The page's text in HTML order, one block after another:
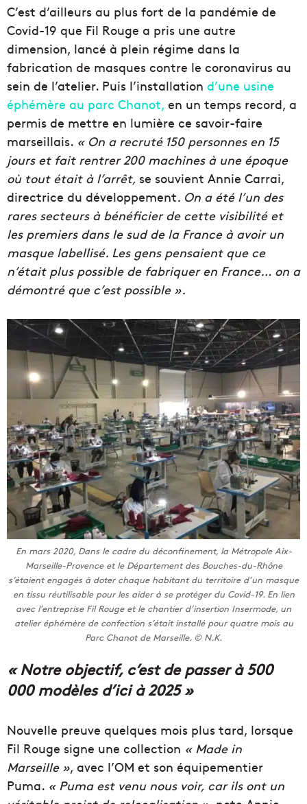
C’est d’ailleurs au plus fort de la pandémie de
Covid-19 que Fil Rouge a pris une autre
dimension, lancé à plein régime dans la
fabrication de masques contre le coronavirus au
sein de l’atelier. Puis l’installation d’une usine
éphémère au parc Chanot, en un temps record, a
permis de mettre en lumière ce savoir-faire
marseillais. « On a recruté 150 personnes en 15
jours et fait rentrer 200 machines à une époque
où tout était à l’arrêt, se souvient Annie Carrai,
directrice du développement. On a été l’un des
rares secteurs à bénéficier de cette visibilité et
les premiers dans le sud de la France à avoir un
masque labellisé. Les gens pensaient que ce
n’était plus possible de fabriquer en France… on a
démontré que c’est possible ».
En mars 2020, Dans le cadre du déconfinement, la Métropole Aix-
Marseille-Provence et le Département des Bouches-du-Rhône
s’étaient engagés à doter chaque habitant du territoire d’un masque
en tissu réutilisable pour les aider à se protéger du Covid-19. En lien
avec l’entreprise Fil Rouge et le chantier d’insertion Insermode, un
atelier éphémère de confection s’était installé pour quatre mois au
Parc Chanot de Marseille. © N.K.
« Notre objectif, c’est de passer à 500
000 modèles d’ici à 2025 »
Nouvelle preuve quelques mois plus tard, lorsque
Fil Rouge signe une collection « Made in
Marseille », avec l’OM et son équipementier
Puma. « Puma est venu nous voir, car ils ont un